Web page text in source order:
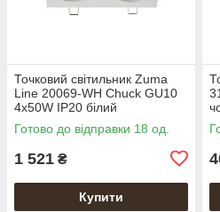
Точковий світильник Zuma
Line 20069-WH Chuck GU10
4x50W IP20 білий
Готово до відправки 18 од.
1 521 ₴
Купити